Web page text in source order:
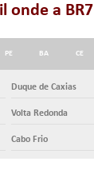
onde a
PE BA CE
Duque de Caxias
Volta Redonda
Cabo Frio